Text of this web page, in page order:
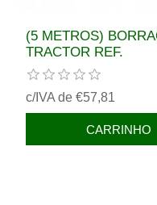
(5 METROS)
TRACTOR REF.
c/IVA de €57,81